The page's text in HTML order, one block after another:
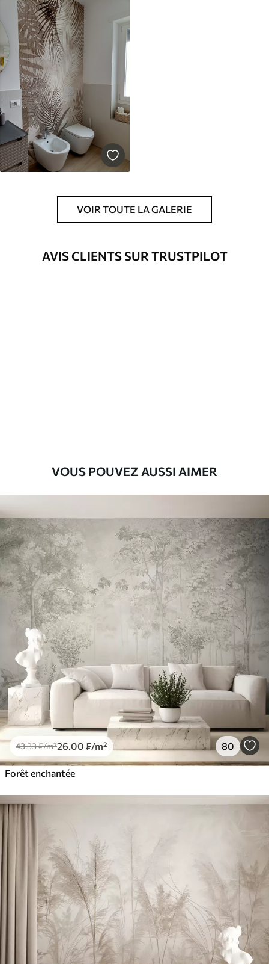
VOIR TOUTE LA GALERIE
AVIS CLIENTS SUR TRUSTPILOT
VOUS POUVEZ AUSSI AIMER
43.33₣/m²26 .00 ₣/m² 80
Forêt enchantée